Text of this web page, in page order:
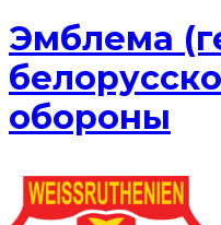
Эмблема
обороны